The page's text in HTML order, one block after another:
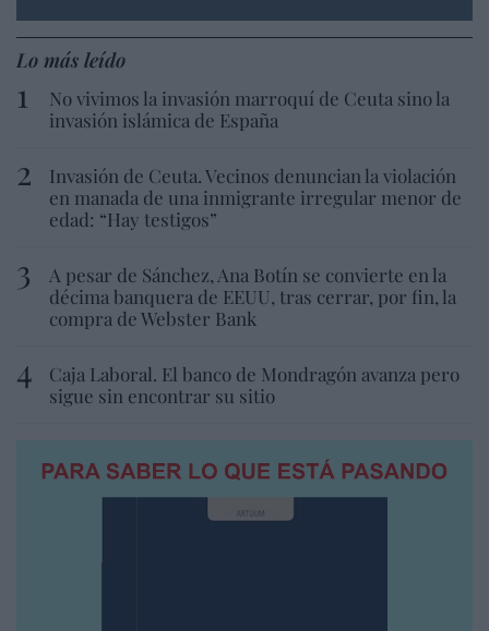
Lo más leído
No vivimos la invasión marroquí de Ceuta sino la
invasión islámica de España
Invasión de Ceuta. Vecinos denuncian la violación
en manada de una inmigrante irregular menor de
edad: “Hay testigos”
A pesar de Sánchez, Ana Botín se convierte en la
décima banquera de EEUU, tras cerrar, por fin, la
compra de Webster Bank
Caja Laboral. El banco de Mondragón avanza pero
sigue sin encontrar su sitio